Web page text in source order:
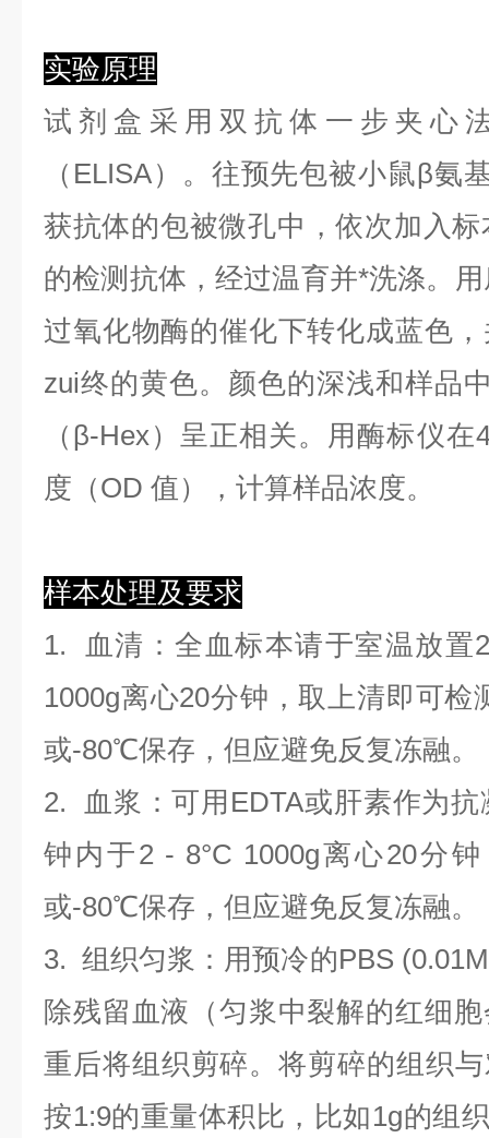
实验原理
试剂盒采用双抗体一步夹心
（ELISA）。往预先包被小鼠β氨
获抗体的包被微孔中，依次加入
的检测抗体，经过温育并*洗涤。
过氧化物酶的催化下转化成蓝色
zui终的黄色。颜色的深浅和样品
（β-Hex）呈正相关。用酶标仪
度（OD 值），计算样品浓度。
样本处理及要求
1.
血清 ：全血标本请于室温放
1000g离心20分钟，取上清即可
或-80℃保存，但应避免反复冻融。
2.
血浆 ：可用EDTA或肝素作为
钟内于2 - 8°C 1000g离心20分
或-80℃保存，但应避免反复冻融。
3.组织匀浆 ：用预冷的PBS
除残留血液（匀浆中裂解的红细
重后将组织剪碎。将剪碎的组织
按1:9的重量体积比，比如1g的组